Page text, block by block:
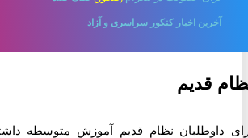
آخرین اخبار کنکور سراسری و آزاد
قدیم
داوطلبان نظام قدیم آموزش متوسطه داشتن